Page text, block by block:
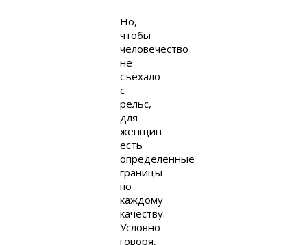
Но,
чтобы
человечество
не
съехало
с
рельс,
для
женщин
есть
определённые
границы
по
каждому
качеству.
Условно
говоря,